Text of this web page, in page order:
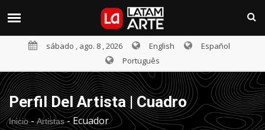
sábado , ago. 8 , 2026 English
Español
Português
Perfil Del Artista | Cuadro
Inicio- Artistas- Ecuador